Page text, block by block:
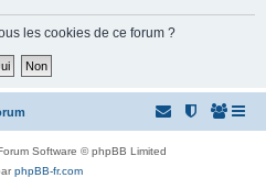
les cookies de ce forum ?
Software © phpBB Limited
phpBB-fr.com